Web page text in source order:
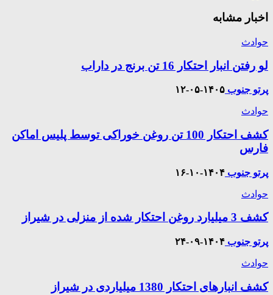
اخبار مشابه
حوادث
لو رفتن انبار احتکار 16 تن برنج در داراب
پرتو جنوب ۱۴۰۵-۰۵-۱۲
حوادث
کشف احتکار 100 تن روغن خوراکی توسط پلیس اماکن
فارس
پرتو جنوب ۱۴۰۴-۱۰-۱۶
حوادث
کشف 3 میلیارد روغن احتکار شده از منزلی در شیراز
پرتو جنوب ۱۴۰۴-۰۹-۲۴
حوادث
کشف انبارهای احتکار 1380 میلیاردی در شیراز